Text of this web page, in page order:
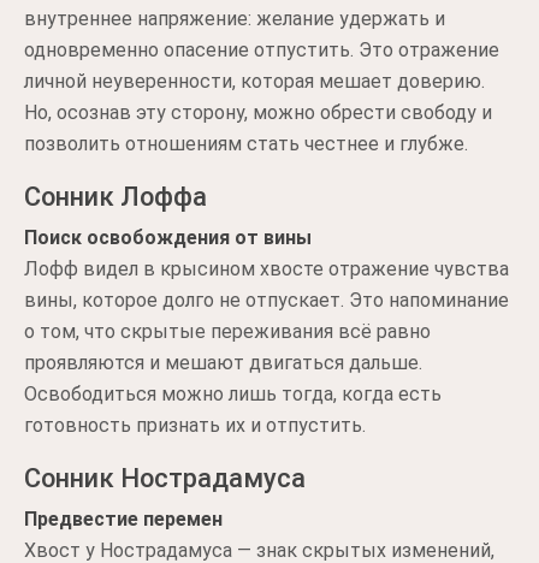
внутреннее напряжение: желание удержать и
одновременно опасение отпустить. Это отражение
личной неуверенности, которая мешает доверию.
Но, осознав эту сторону, можно обрести свободу и
позволить отношениям стать честнее и глубже.
Сонник Лоффа
Поиск освобождения от вины
Лофф видел в крысином хвосте отражение чувства
вины, которое долго не отпускает. Это напоминание
о том, что скрытые переживания всё равно
проявляются и мешают двигаться дальше.
Освободиться можно лишь тогда, когда есть
готовность признать их и отпустить.
Сонник Нострадамуса
Предвестие перемен
Хвост у Нострадамуса — знак скрытых изменений,